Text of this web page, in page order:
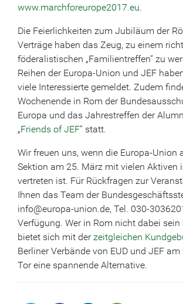
www.marchforeurope2017.eu.
Die Feierlichkeiten zum Jubiläum der
Verträge haben das Zeug, zu einem
föderalistischen „Familientreffen“ zu
Reihen der Europa-Union und JEF
viele Interessierte gemeldet. Zudem
Wochenende in Rom der
Europa und das Jahrestreffen der
„Friends of JEF“ statt.
Wir freuen uns, wenn die Europa-Union
Sektion am 25. März mit vielen Aktiven
vertreten ist. Für Rückfragen zur
Ihnen das Team der
info@europa-union.de, Tel. 030-
Verfügung. Wer in Rom nicht dabei sein
bietet sich mit derzeitgleichen
Berliner Verbände von EUD und JEF
Tor eine spannende Alternative.